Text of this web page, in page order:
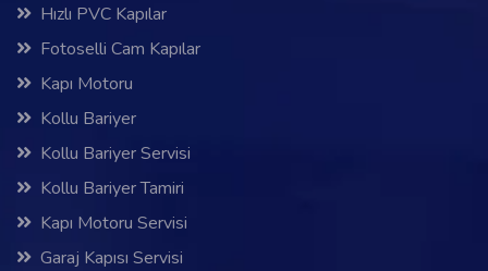
Hızlı PVC Kapılar
Fotoselli Cam Kapılar
Kapı Motoru
Kollu Bariyer
Kollu Bariyer Servisi
Kollu Bariyer Tamiri
Kapı Motoru Servisi
Garaj Kapısı Servisi